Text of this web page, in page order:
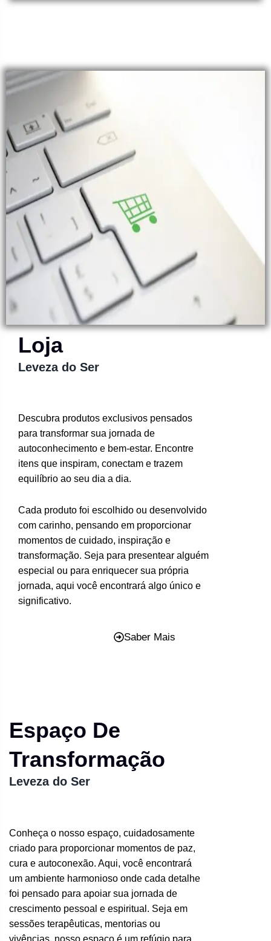
Loja
Leveza do Ser
Descubra produtos exclusivos pensados
para transformar sua jornada de
autoconhecimento e bem-estar. Encontre
itens que inspiram, conectam e trazem
equilíbrio ao seu dia a dia.
Cada produto foi escolhido ou desenvolvido
com carinho, pensando em proporcionar
momentos de cuidado, inspiração e
transformação. Seja para presentear alguém
especial ou para enriquecer sua própria
jornada, aqui você encontrará algo único e
significativo.
Saber Mais
Espaço De
Transformação
Leveza do Ser
Conheça o nosso espaço, cuidadosamente
criado para proporcionar momentos de paz,
cura e autoconexão. Aqui, você encontrará
um ambiente harmonioso onde cada detalhe
foi pensado para apoiar sua jornada de
crescimento pessoal e espiritual. Seja em
sessões terapêuticas, mentorias ou
vivências, nosso espaço é um refúgio para